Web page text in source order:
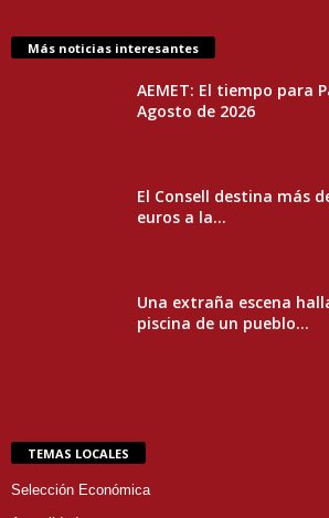
Más noticias interesantes
AEMET: El tiempo para
Agosto de 2026
El Consell destina más
euros a la...
Una extraña escena
piscina de un pueblo...
TEMAS LOCALES
Selección Económica